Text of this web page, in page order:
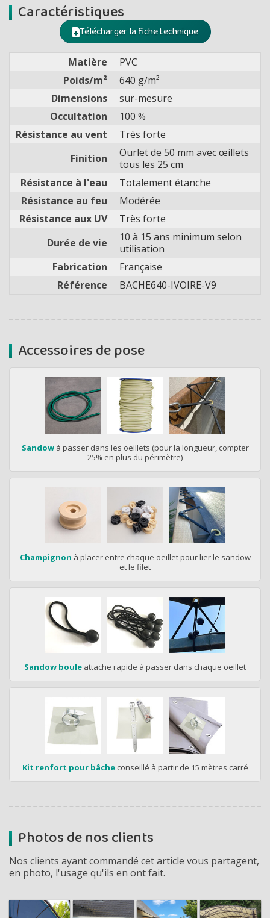
Caractéristiques
Télécharger la fiche technique
Matière
PVC
Poids/m²
640 g/m²
Dimensions
sur-mesure
Occultation
100 %
Résistance au vent
Très forte
Finition
Ourlet de 50 mm avec œillets
tous les 25 cm
Résistance à l'eau
Totalement étanche
Résistance au feu
Modérée
Résistance aux UV
Très forte
Durée de vie
10 à 15 ans minimum selon
utilisation
Fabrication
Française
Référence
BACHE640-IVOIRE-V9
Accessoires de pose
Sandowà passer dans les oeillets (pour la longueur, compter
25% en plus du périmètre)
Champignon à placer entre chaque oeillet pour lier le sandow
et le filet
Sandow boule attache rapide à passer dans chaque oeillet
Kit renfort pour bâcheconseillé à partir de 15 mètres carré
Photos de nos clients
Nos clients ayant commandé cet article vous partagent,
en photo, l'usage qu'ils en ont fait.